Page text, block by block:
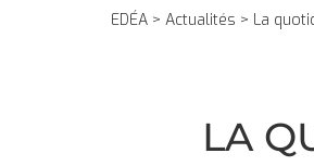
EDÉA > Actualités > La
LA